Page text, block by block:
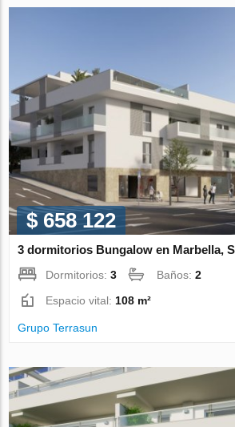
$ 658 122
3 dormitorios Bungalow en Marbella,
Dormitorios:3 Baños:2
Espacio vital: 108 m²
Grupo Terrasun